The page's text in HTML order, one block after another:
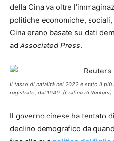
della Cina va oltre
politiche economiche,
Cina erano basate su dati
ad Associated Press.
Il tasso di natalità nel 2022 è stato il più
registrato, dal 1949. (Grafica di Reuters)
Il governo cinese ha tentato
declino demografico da